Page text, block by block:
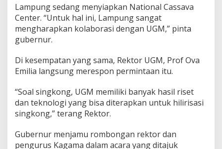
Lampung sedang menyiapkan National Cassava
Center. “Untuk hal ini, Lampung sangat
mengharapkan kolaborasi dengan UGM,” pinta
gubernur.
Di kesempatan yang sama, Rektor UGM, Prof Ova
Emilia langsung merespon permintaan itu.
“Soal singkong, UGM memiliki banyak hasil riset
dan teknologi yang bisa diterapkan untuk hilirisasi
singkong,” terang Rektor.
Gubernur menjamu rombongan rektor dan
pengurus Kagama dalam acara yang ditajuk